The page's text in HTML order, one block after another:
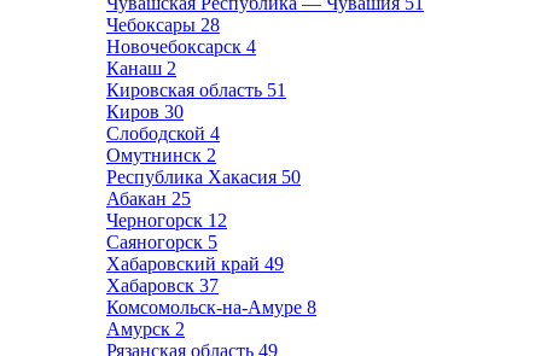
Чебоксары 28
Новочебоксарск 4
Канаш 2
Кировская область 51
Киров 30
Слободской 4
Омутнинск 2
Республика Хакасия 50
Абакан 25
Черногорск 12
Саяногорск 5
Хабаровский край 49
Хабаровск 37
Комсомольск-на-Амуре 8
Амурск 2
Рязанская область 49